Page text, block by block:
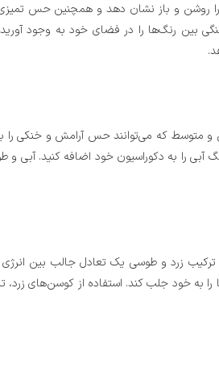
روشن و باز نشان دهد و همچنین حس
بین رنگ‌ها را در فضای خود به وجود
متوسط که می‌توانند حس آرامش و خنکی را
آبی را به دکوراسیون خود اضافه کنید. آبی
ترکیب زرد و طوسی یک تعادل جالب بین
به خود جلب کند. استفاده از کوسن‌های زرد،